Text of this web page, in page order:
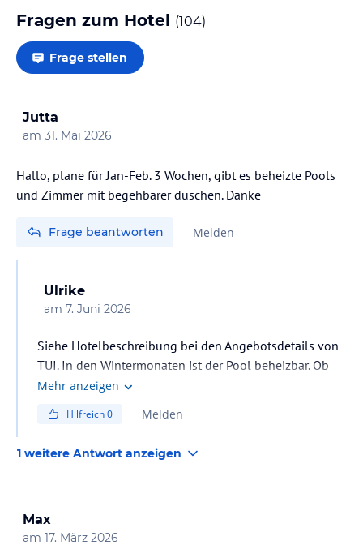
Fragen zum Hotel (104)
Frage stellen
Jutta
am 31. Mai 2026
Hallo, plane für Jan-Feb. 3 Wochen, gibt es beheizte Pools
und Zimmer mit begehbarer duschen. Danke
Frage beantworten Melden
Ulrike
am 7. Juni 2026
Siehe Hotelbeschreibung bei den Angebotsdetails von
TUI. In den Wintermonaten ist der Pool beheizbar. Ob
dieser vor Ort dann tatsächlich beheizt wird, ist vom
beheizbaren Indoor Pool.
Mehr anzeigen
Hilfreich0 Melden
1 weitere Antwort anzeigen
Max
am 17. März 2026